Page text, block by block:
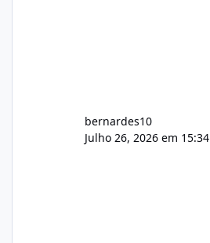
bernardes10
Julho 26, 2026 em 15:34